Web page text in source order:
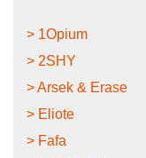
> 1Opium
> 2SHY
> Arsek & Erase
> Eliote
> Fafa